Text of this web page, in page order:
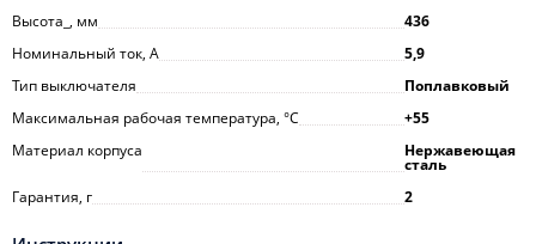
Высота_, мм
436
Номинальный ток, А
5,9
Тип выключателя
Поплавковый
Максимальная рабочая температура, °С
+55
Материал корпуса
Нержавеющая
сталь
Гарантия, г
2